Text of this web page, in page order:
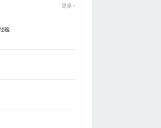
更多>
验